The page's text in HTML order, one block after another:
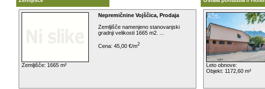
Zemljišče: 1665 m²
Nepremičnine Vojščica, Prodaja
Zemljišče namenjeno stanovanjski
gradnji velikosti 1665 m2. ...
Cena: 45,00 €/m2
Leto obnove:
Objekt: 1172,60 m²